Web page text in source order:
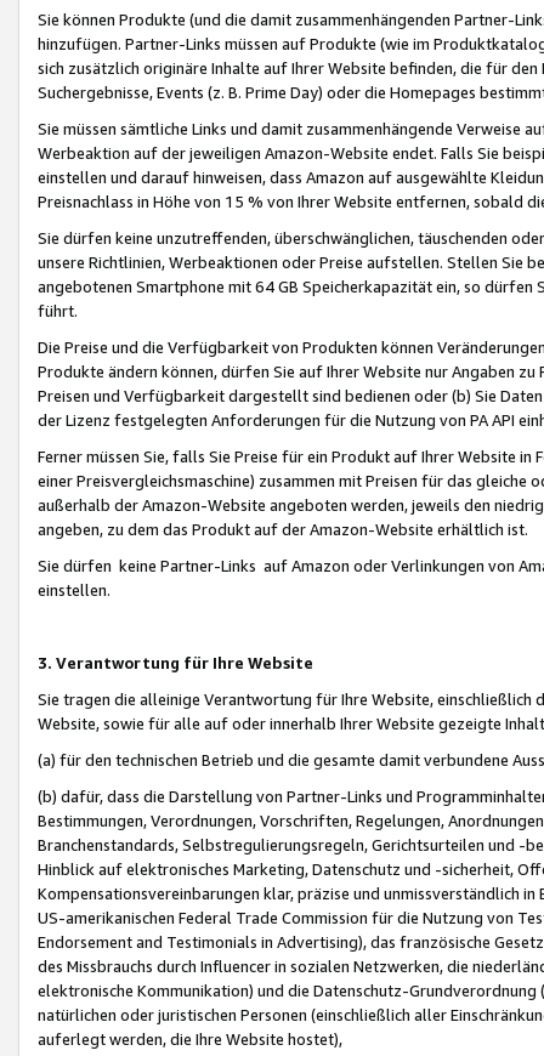
Sie können Produkte (und die damit zusammenhängenden Partner-
hinzufügen. Partner-Links müssen auf Produkte (wie im
sich zusätzlich originäre Inhalte auf Ihrer Website befinden, die für
Suchergebnisse, Events (z. B. Prime Day) oder die Homepages
Sie müssen sämtliche Links und damit zusammenhängende
Werbeaktion auf der jeweiligen Amazon-Website endet. Falls Sie
einstellen und darauf hinweisen, dass Amazon auf ausgewählte
Preisnachlass in Höhe von 15 % von Ihrer Website entfernen, sobald
Sie dürfen keine unzutreffenden, überschwänglichen, täuschenden
unsere Richtlinien, Werbeaktionen oder Preise aufstellen. Stellen Sie
angebotenen Smartphone mit 64 GB Speicherkapazität ein, so dürfen
führt.
Die Preise und die Verfügbarkeit von Produkten können
Produkte ändern können, dürfen Sie auf Ihrer Website nur Angaben
Preisen und Verfügbarkeit dargestellt sind bedienen oder (b) Sie
der Lizenz festgelegten Anforderungen für die Nutzung von PA API
Ferner müssen Sie, falls Sie Preise für ein Produkt auf Ihrer Website
einer Preisvergleichsmaschine) zusammen mit Preisen für das
außerhalb der Amazon-Website angeboten werden, jeweils den
angeben, zu dem das Produkt auf der Amazon-Website erhältlich ist.
Sie dürfen keine Partner-Links auf Amazon oder Verlinkungen von
einstellen.
3. Verantwortung für Ihre Website
Sie tragen die alleinige Verantwortung für Ihre Website,
Website, sowie für alle auf oder innerhalb Ihrer Website gezeigte
(a) für den technischen Betrieb und die gesamte damit verbundene
(b) dafür, dass die Darstellung von Partner-Links und
Bestimmungen, Verordnungen, Vorschriften, Regelungen,
Branchenstandards, Selbstregulierungsregeln, Gerichtsurteilen und -
Hinblick auf elektronisches Marketing, Datenschutz und -sicherheit,
Kompensationsvereinbarungen klar, präzise und unmissverständlich
US-amerikanischen Federal Trade Commission für die Nutzung von
Endorsement and Testimonials in Advertising), das französische
des Missbrauchs durch Influencer in sozialen Netzwerken, die
elektronische Kommunikation) und die Datenschutz-
natürlichen oder juristischen Personen (einschließlich aller
auferlegt werden, die Ihre Website hostet),